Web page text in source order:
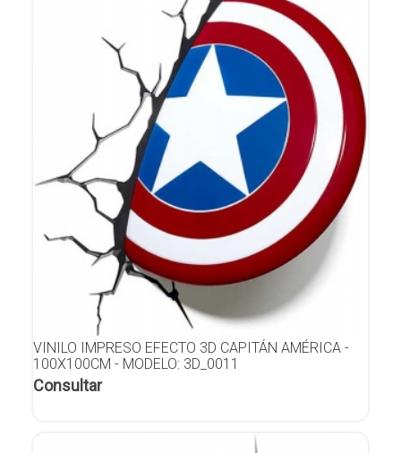
VINILO IMPRESO EFECTO 3D CAPITÁN AMÉRICA -
100X100CM - MODELO: 3D_0011
Consultar